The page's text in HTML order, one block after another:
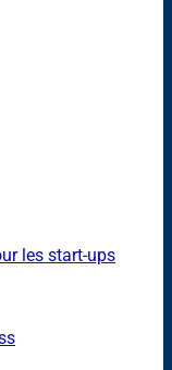
les start-ups